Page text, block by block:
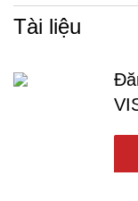
Tài liệu